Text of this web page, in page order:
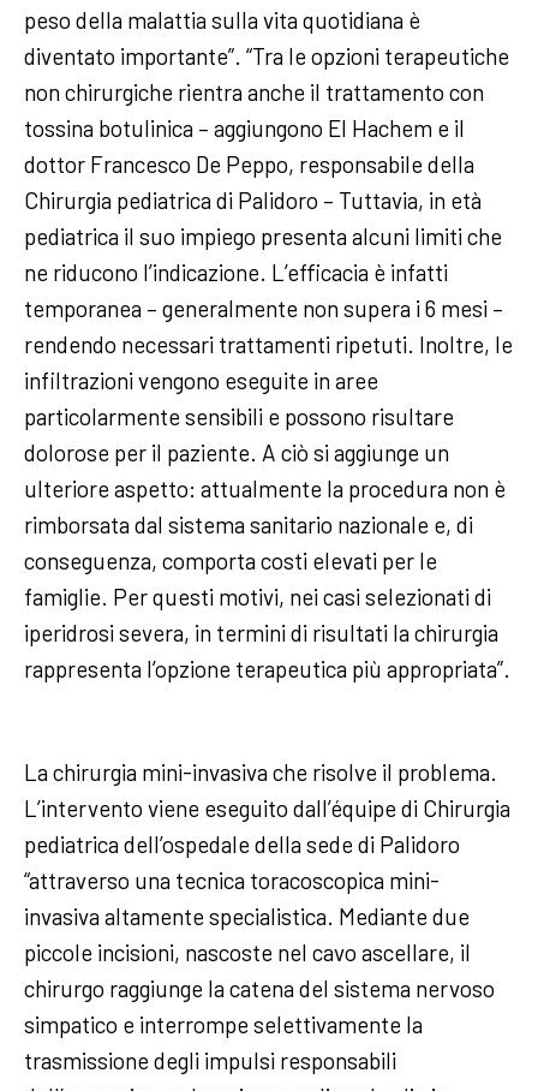
peso della malattia sulla vita quotidiana è
diventato importante”. “Tra le opzioni terapeutiche
non chirurgiche rientra anche il trattamento con
tossina botulinica – aggiungono El Hachem e il
dottor Francesco De Peppo, responsabile della
Chirurgia pediatrica di Palidoro – Tuttavia, in età
pediatrica il suo impiego presenta alcuni limiti che
ne riducono l’indicazione. L’efficacia è infatti
temporanea – generalmente non supera i 6 mesi –
rendendo necessari trattamenti ripetuti. Inoltre, le
infiltrazioni vengono eseguite in aree
particolarmente sensibili e possono risultare
dolorose per il paziente. A ciò si aggiunge un
ulteriore aspetto: attualmente la procedura non è
rimborsata dal sistema sanitario nazionale e, di
conseguenza, comporta costi elevati per le
famiglie. Per questi motivi, nei casi selezionati di
iperidrosi severa, in termini di risultati la chirurgia
rappresenta l’opzione terapeutica più appropriata”.
La chirurgia mini-invasiva che risolve il problema.
L’intervento viene eseguito dall’équipe di Chirurgia
pediatrica dell’ospedale della sede di Palidoro
“attraverso una tecnica toracoscopica mini-
invasiva altamente specialistica. Mediante due
piccole incisioni, nascoste nel cavo ascellare, il
chirurgo raggiunge la catena del sistema nervoso
simpatico e interrompe selettivamente la
trasmissione degli impulsi responsabili